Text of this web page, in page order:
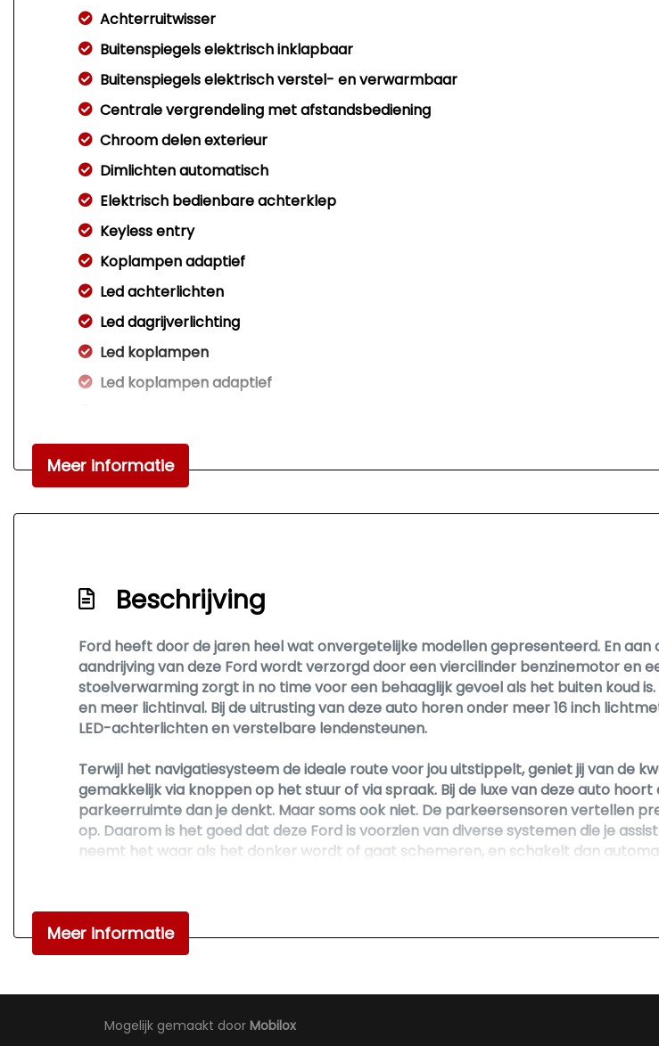
Achterruitwisser
Buitenspiegels elektrisch inklapbaar
Buitenspiegels elektrisch verstel- en verwarmbaar
Centrale vergrendeling met afstandsbediening
Chroom delen exterieur
Dimlichten automatisch
Elektrisch bedienbare achterklep
Keyless entry
Koplampen adaptief
Led achterlichten
Led dagrijverlichting
Led koplampen
Led koplampen adaptief
Mistlampen voor
Panoramadak
Meer informatie
Beschrijving
Ford heeft door de jaren heel wat onvergetelijke modellen gepresenteerd. En aan
aandrijving van deze Ford wordt verzorgd door een viercilinder benzinemotor en
stoelverwarming zorgt in no time voor een behaaglijk gevoel als het buiten koud
en meer lichtinval. Bij de uitrusting van deze auto horen onder meer 16 inch
LED-achterlichten en verstelbare lendensteunen.
Terwijl het navigatiesysteem de ideale route voor jou uitstippelt, geniet jij van de
gemakkelijk via knoppen op het stuur of via spraak. Bij de luxe van deze auto
parkeerruimte dan je denkt. Maar soms ook niet. De parkeersensoren vertellen
op. Daarom is het goed dat deze Ford is voorzien van diverse systemen die je
neemt het waar als het donker wordt of gaat schemeren, en schakelt dan
dimmende binnenspiegel, isofix-aansluiting en centrale deurvergrendeling met
Pragmatisch en veilig als deze auto is, beschikt hij over diverse
Is dit de auto die je zoekt? Neem snel contact met ons op, dan kun je hem
Meer informatie
Mogelijk gemaakt door Mobilox